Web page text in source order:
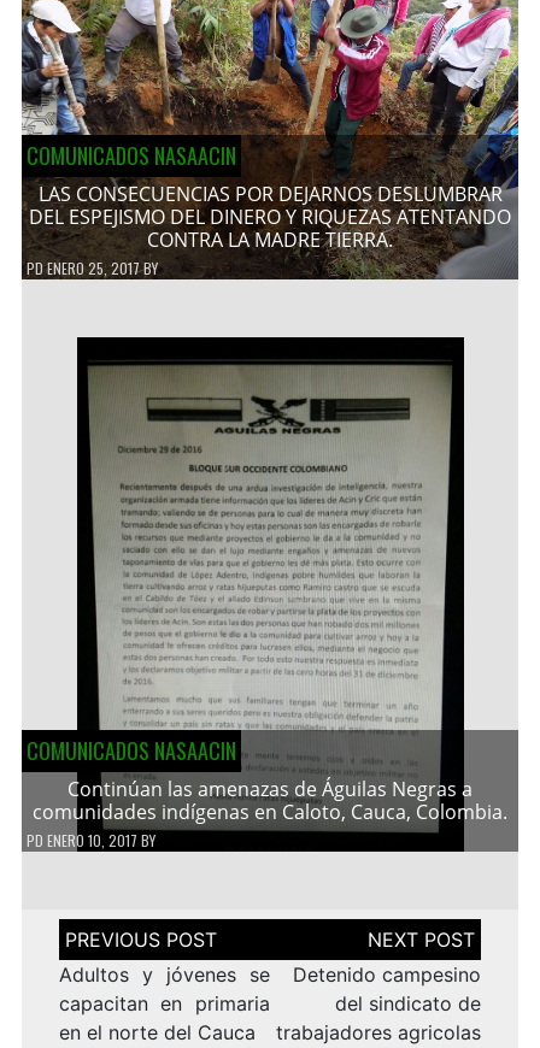
COMUNICADOS NASAACIN
LAS CONSECUENCIAS POR DEJARNOS DESLUMBRAR
DEL ESPEJISMO DEL DINERO Y RIQUEZAS ATENTANDO
CONTRA LA MADRE TIERRA.
PDENERO 25, 2017BY
COMUNICADOS NASAACIN
Continúan las amenazas de Águilas Negras a
comunidades indígenas en Caloto, Cauca, Colombia.
PD ENERO 10, 2017 BY
Navegación
de
entradas
Adultos y jóvenes se
capacitan en primaria
en el norte del Cauca
Detenido campesino
del sindicato de
trabajadores agricolas